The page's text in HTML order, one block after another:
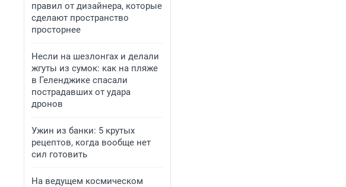
правил от дизайнера, которые
сделают пространство
просторнее
Несли на шезлонгах и делали
жгуты из сумок: как на пляже
в Геленджике спасали
пострадавших от удара
дронов
Ужин из банки: 5 крутых
рецептов, когда вообще нет
сил готовить
На ведущем космическом